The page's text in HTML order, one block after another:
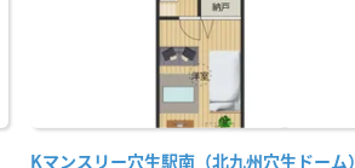
Kマンスリー穴生駅南（北九州穴生ドーム）